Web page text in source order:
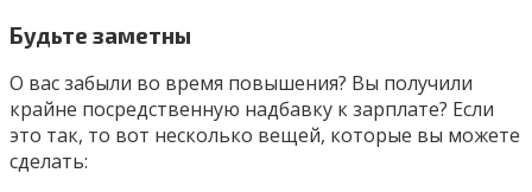
Будьте заметны
О вас забыли во время повышения? Вы получили
крайне посредственную надбавку к зарплате? Если
это так, то вот несколько вещей, которые вы можете
сделать: